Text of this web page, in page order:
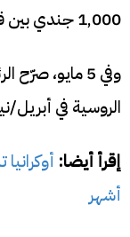
1,000 جندي بين قتيل وجريح يوميًا.
وفي 5 مايو،
الروسية في أبريل/نيسان
إقرأ أيضا:
أشهر